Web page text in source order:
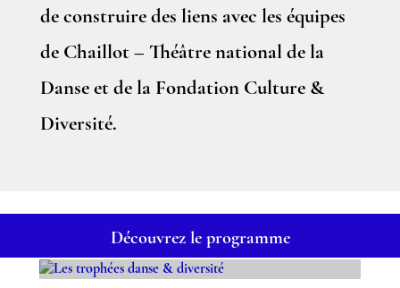
de construire des liens avec les équipes
de Chaillot – Théâtre national de la
Danse et de la Fondation Culture &
Diversité.
Découvrez le programme